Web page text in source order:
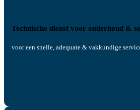
Technische dienst voor onderhoud &
voor een snelle, adequate & vakkundige